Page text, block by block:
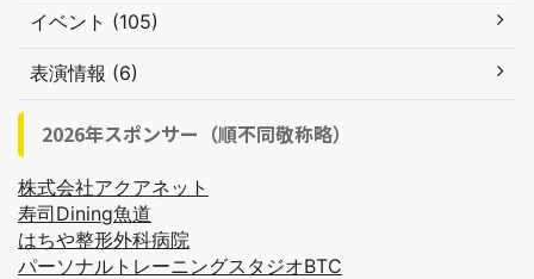
イベント (105)
表演情報 (6)
2026年スポンサー（順不同敬称略）
株式会社アクアネット
寿司Dining魚道
はちや整形外科病院
パーソナルトレーニングスタジオBTC